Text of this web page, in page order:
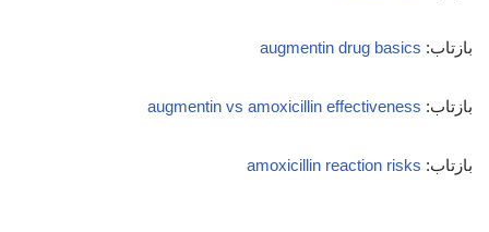
بازتاب: augmentin drug basics
بازتاب: augmentin vs amoxicillin effectiveness
بازتاب: amoxicillin reaction risks